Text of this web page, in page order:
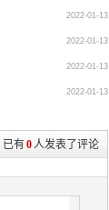
2022-01-13
2022-01-13
2022-01-13
2022-01-13
已有0人发表了评论